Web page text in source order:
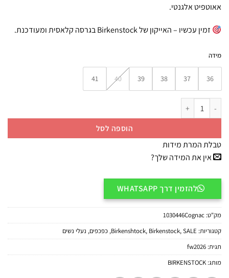
אאוטפיט אלגנטי.
זמין עכשיו – האייקון של Birkenstock בגרסה קלאסית ומעודכנת.
מידה
36
37
38
39
40
41
כמות של כפכפי בוסטון לנשים קוניאק BIRKENSTOCK Boston Big Buckle
הוספה לסל
טבלת המרת מידות
אין את המידה שלך?
להזמין דרך WHATSAPP
מק"ט: 1030446Cognac
קטגוריות:
Birkenshtock, Birkenstock,SALE
, כפכפים, נעלי נשים
תגית: fw2026
מותג: BIRKENSTOCK